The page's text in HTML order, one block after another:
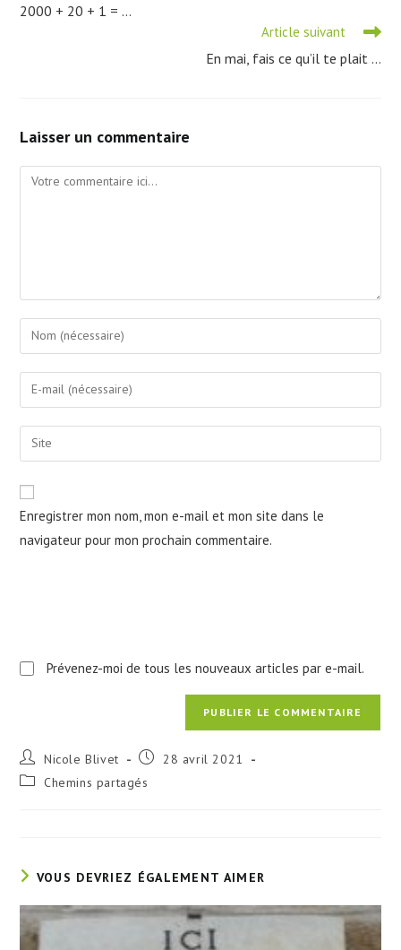
articles
2000 + 20 + 1 = …
Article suivant
En mai, fais ce qu’il te plait …
Laisser un commentaire
Comment
Enter
your
name
comment
Enter
your
email
address
Saisir
l’URL
votre
site
(facultatif)
Enregistrer mon nom, mon e-mail et mon site dans le
navigateur pour mon prochain commentaire.
Prévenez-moi de tous les nouveaux articles par e-mail.
Auteur/autrice
de
la
Nicole Blivet
Publication
28 avril 2021
Post Chemins partagés
VOUS DEVRIEZ ÉGALEMENT AIMER